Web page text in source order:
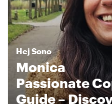
Hej Sono
Monica
Passionate
Guide –